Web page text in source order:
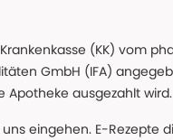
(KK) vom
GmbH (IFA)
Apotheke ausgezahlt wird.
eingehen. E-Rezepte